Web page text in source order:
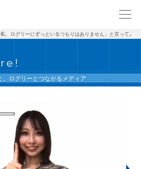
日本語
私、ログリーにずっといるつもりはありません」と言って入
。ログリーとつながるメディア